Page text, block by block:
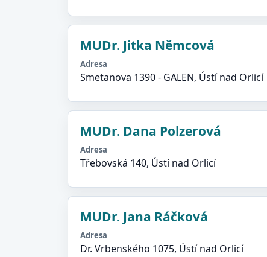
MUDr. Jitka Němcová
Adresa
Smetanova 1390 - GALEN, Ústí nad Orlicí
MUDr. Dana Polzerová
Adresa
Třebovská 140, Ústí nad Orlicí
MUDr. Jana Ráčková
Adresa
Dr. Vrbenského 1075, Ústí nad Orlicí